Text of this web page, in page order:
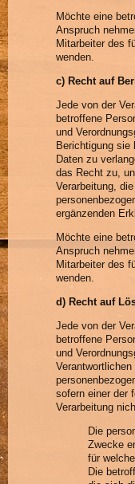
Möchte eine
Anspruch
Mitarbeiter des
wenden.
c) Recht auf
Jede von der
betroffene
und
Berichtigung sie
Daten zu
das Recht zu,
Verarbeitung,
ergänzenden
Möchte eine
Anspruch
Mitarbeiter des
wenden.
d) Recht auf
Jede von der
betroffene
und
sofern einer der
Verarbeitung
Die
Zwecke
für
Die